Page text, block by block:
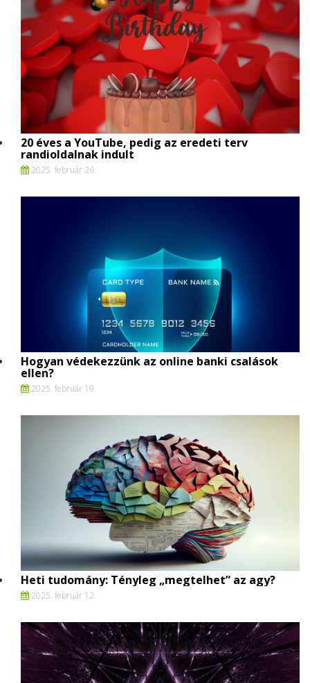
20 éves a YouTube, pedig az eredeti terv
randioldalnak indult
2025. február 26.
Hogyan védekezzünk az online banki csalások
ellen?
2025. február 19.
Heti tudomány: Tényleg „megtelhet” az agy?
2025. február 12.